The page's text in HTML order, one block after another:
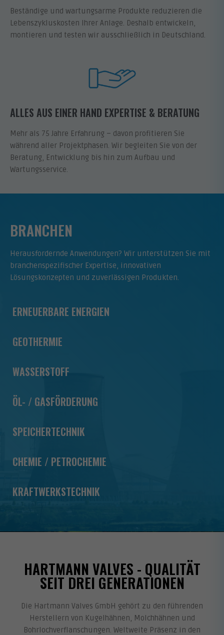
Beständige und wartungsarme Produkte reduzieren die
Lebenszykluskosten Ihrer Anlage. Deshalb entwickeln,
montieren und testen wir ausschließlich in Deutschland.
ALLES AUS EINER HAND EXPERTISE & BERATUNG
Mehr als 75 Jahre Erfahrung – davon profitieren Sie
während aller Projektphasen. Wir begleiten Sie von der
Beratung, Entwicklung bis hin zum Aufbau und
Wartungsservice.
BRANCHEN
Herausfordernde Anwendungen? Wir unterstützen Sie mit
branchenspezifischer Expertise, innovativen
Lösungskonzepten und zuverlässigen Produkten.
ERNEUERBARE ENERGIEN
GEOTHERMIE
WASSERSTOFF
ÖL- / GASFÖRDERUNG
SPEICHERTECHNIK
CHEMIE / PETROCHEMIE
KRAFTWERKSTECHNIK
HARTMANN VALVES - QUALITÄT
SEIT DREI GENERATIONEN​
Die Hartmann Valves GmbH gehört zu den führenden
Herstellern von Kugelhähnen, Molchhähnen und
Bohrlochverflanschungen. Weltweite Präsenz in den